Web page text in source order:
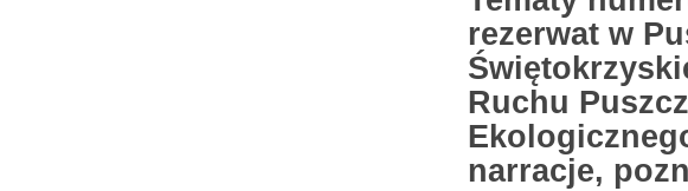
rezerwat w
Ruchu
narracje,